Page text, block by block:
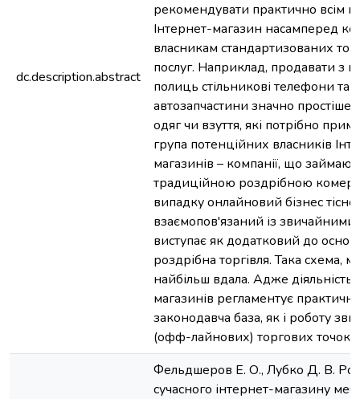
dc.description.abstract
рекомендувати практично всім
Інтернет-магазин насамперед
власникам стандартизованих
послуг. Наприклад, продавати з
полиць стільникові телефони та
автозапчастини значно простіше,
одяг чи взуття, які потрібно
група потенційних власників
магазинів – компанії, що
традиційною роздрібною
випадку онлайновий бізнес тісно
взаємопов'язаний із
виступає як додатковий до
роздрібна торгівля. Така схема,
найбільш вдала. Адже діяльність
магазинів регламентує
законодавча база, як і роботу
(офф-лайнових) торгових точок.
Фельдшеров Е. О., Лубко Д. В.
сучасного інтернет-магазину